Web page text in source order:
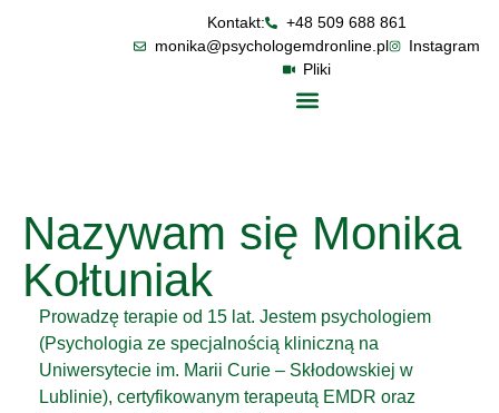
Kontakt:
+48 509 688 861
monika@psychologemdronline.pl
Instagram
Pliki
Nazywam się Monika
Kołtuniak
Prowadzę terapie od 15 lat. Jestem psychologiem
(Psychologia ze specjalnością kliniczną na
Uniwersytecie im. Marii Curie – Skłodowskiej w
Lublinie), certyfikowanym terapeutą EMDR oraz